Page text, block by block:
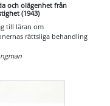
och olägenhet från
(1943)
till läran om
rättsliga behandling